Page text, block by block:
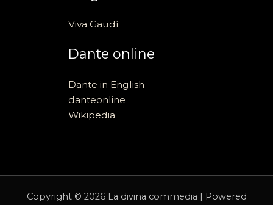
Viva Gaudì
Dante online
Dante in English
danteonline
Wikipedia
Copyright © 2026 La divina commedia | Powered